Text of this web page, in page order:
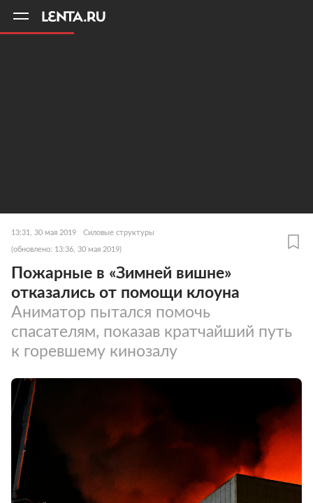
13:31, 30 мая 2019 Силовые структуры
(обновлено: 13:36, 30 мая 2019)
Пожарные в «Зимней вишне»
отказались от помощи клоуна
Аниматор пытался помочь
спасателям, показав кратчайший путь
к горевшему кинозалу